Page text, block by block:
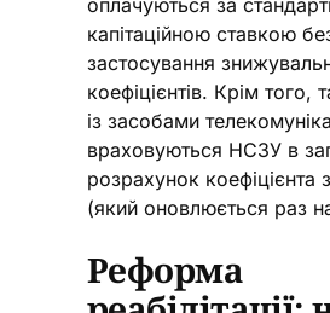
капітаційною ставкою
застосування
коефіцієнтів. Крім того,
із засобами
враховуються НСЗУ в
розрахунок коефіцієнта
(який оновлюється раз
Реформа